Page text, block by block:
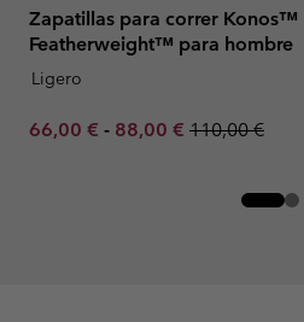
Zapatillas para correr Konos™
Featherweight™ para hombre
Ligero
Minimum sale price:
66,00 € - Maximum sale price:
88,00 € Regular price:
110,00 €